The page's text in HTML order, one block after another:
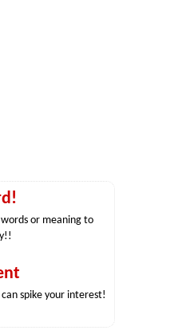
or meaning to
spike your interest!